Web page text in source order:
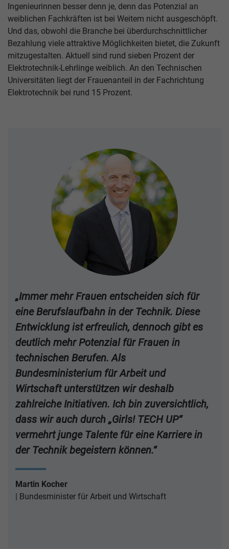
Ingenieurinnen besser denn je, denn das Potenzial an
weiblichen Fachkräften ist bei Weitem nicht ausgeschöpft.
Und das, obwohl die Branche bei überdurchschnittlicher
Bezahlung viele attraktive Möglichkeiten bietet, die Zukunft
mitzugestalten. Aktuell sind rund sieben Prozent der
Elektrotechnik-Lehrlinge weiblich. An den Technischen
Universitäten liegt der Frauenanteil in der Fachrichtung
Elektrotechnik bei rund 15 Prozent.
„Immer mehr Frauen entscheiden sich für
eine Berufslaufbahn in der Technik. Diese
Entwicklung ist erfreulich, dennoch gibt es
deutlich mehr Potenzial für Frauen in
technischen Berufen. Als
Bundesministerium für Arbeit und
Wirtschaft unterstützen wir deshalb
zahlreiche Initiativen. Ich bin zuversichtlich,
dass wir auch durch „Girls! TECH UP“
vermehrt junge Talente für eine Karriere in
der Technik begeistern können.“
Martin Kocher
Bundesminister für Arbeit und Wirtschaft